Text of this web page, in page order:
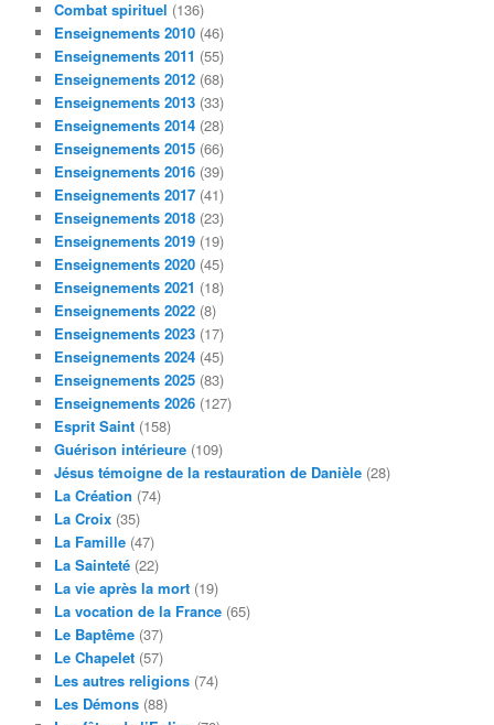
Combat spirituel (136)
Enseignements 2010 (46)
Enseignements 2011 (55)
Enseignements 2012 (68)
Enseignements 2013 (33)
Enseignements 2014 (28)
Enseignements 2015 (66)
Enseignements 2016 (39)
Enseignements 2017 (41)
Enseignements 2018 (23)
Enseignements 2019 (19)
Enseignements 2020 (45)
Enseignements 2021 (18)
Enseignements 2022 (8)
Enseignements 2023 (17)
Enseignements 2024 (45)
Enseignements 2025 (83)
Enseignements 2026 (127)
Esprit Saint (158)
Guérison intérieure (109)
Jésus témoigne de la restauration de Danièle (28)
La Création (74)
La Croix (35)
La Famille (47)
La Sainteté (22)
La vie après la mort (19)
La vocation de la France (65)
Le Baptême (37)
Le Chapelet (57)
Les autres religions (74)
Les Démons (88)